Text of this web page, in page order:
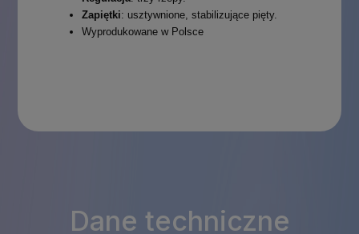
Zapiętki: usztywnione, stabilizujące pięty.
Wyprodukowane w Polsce
Dane techniczne